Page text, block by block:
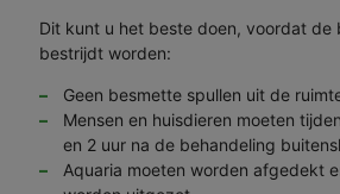
Dit kunt u het beste doen, voordat de
bestrijdt worden:
Geen besmette spullen uit de
Mensen en huisdieren moeten
en 2 uur na de behandeling
Aquaria moeten worden afgedekt